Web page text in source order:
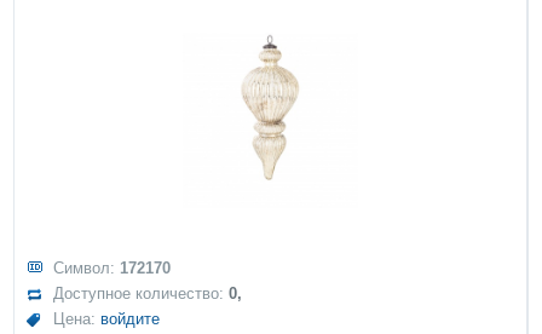
Символ: 172170
Доступное количество:0,
Цена: войдите